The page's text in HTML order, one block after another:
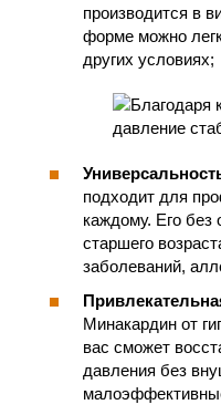
производится в
форме можно
других условиях;
подходит для
каждому. Его без
старшего
заболеваний,
Минакардин от
вас сможет
давления без